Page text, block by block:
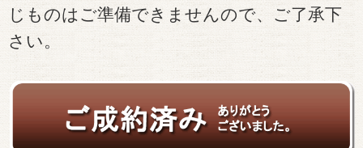
じものはご準備できませんので、ご了承下
さい。